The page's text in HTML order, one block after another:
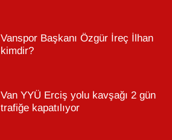
Vanspor Başkanı Özgür İreç İlhan
kimdir?
Van YYÜ Erciş yolu kavşağı 2 gün
trafiğe kapatılıyor